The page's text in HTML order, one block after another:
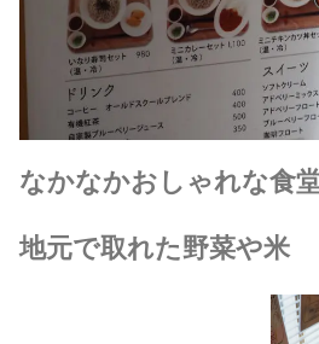
なかなかおしゃれな食
地元で取れた野菜や米